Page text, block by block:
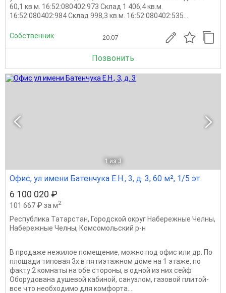
60,1 кв.м. 16:52:080402:973 Cклaд 1 406,4 кв.м.
16:52:080402:984 Склaд 998,3 кв.м. 16:52:080402:535...
Собственник 20.07
Позвонить
1 из 3
Офис, ул имени Батенчука Е.Н., 3, д. 3, 60 м², 1/5 эт.
6 100 020 ₽
101 667 ₽ за м2
Республика Татарстан, Городской округ Набережные Челны,
Набережные Челны, Комсомольский р-н
В продаже нежилое помещение, можно под офис или др. По
площади типовая 3х в пятиэтажном доме на 1 этаже, по
факту:2 комнаты на обе стороны, в одной из них сейф
Оборудована душевой кабиной, санузлом, газовой плитой-
все что необходимо для комфорта....